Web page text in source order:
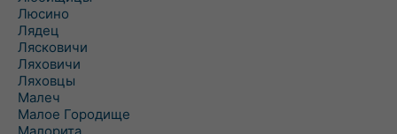
Люсино
Лядец
Лясковичи
Ляховичи
Ляховцы
Малеч
Малое Городище